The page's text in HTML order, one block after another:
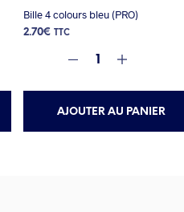
Bille 4 colours bleu (PRO)
2.70€ TTC
AJOUTER AU PANIER